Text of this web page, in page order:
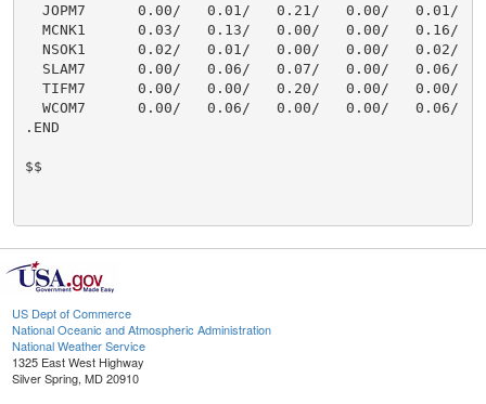
JOPM7      0.00/   0.01/   0.21/   0.00/   0.01/
MCNK1      0.03/   0.13/   0.00/   0.00/   0.16/
NSOK1      0.02/   0.01/   0.00/   0.00/   0.02/
SLAM7      0.00/   0.06/   0.07/   0.00/   0.06/
TIFM7      0.00/   0.00/   0.20/   0.00/   0.00/
WCOM7      0.00/   0.06/   0.00/   0.00/   0.06/
.END
$$
US Dept of Commerce
National Oceanic and Atmospheric Administration
National Weather Service
1325 East West Highway
Silver Spring, MD 20910